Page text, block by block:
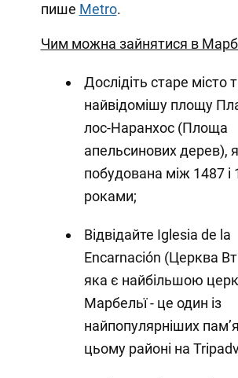
пише Metro.
Чим можна зайнятися в
Дослідіть старе місто
найвідомішу площу
лос-Наранхос (Площа
апельсинових дерев),
побудована між 1487 і
роками;
Відвідайте Iglesia de la
Encarnación (Церква
яка є найбільшою
Марбельї - це один із
найпопулярніших
цьому районі на